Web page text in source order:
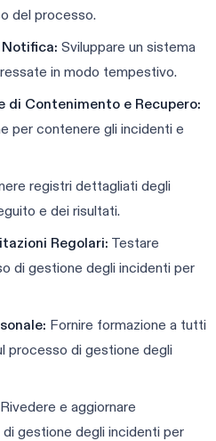
del processo.
Sviluppare un sistema
in modo tempestivo.
Contenimento e Recupero:
per contenere gli incidenti e
registri dettagliati degli
e dei risultati.
Regolari: Testare
di gestione degli incidenti per
Fornire formazione a tutti
processo di gestione degli
Rivedere e aggiornare
gestione degli incidenti per